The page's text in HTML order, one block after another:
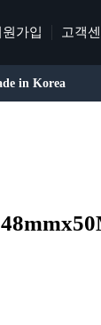
원가입 고객
in Korea